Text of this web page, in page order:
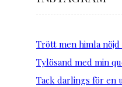
Trött men himla
Tylösand med min
Tack darlings för en